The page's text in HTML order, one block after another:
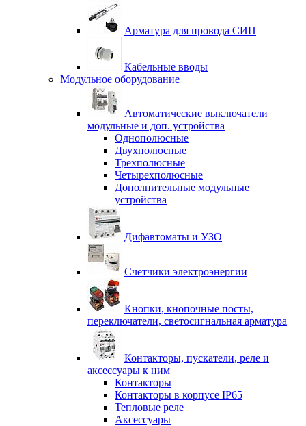
Арматура для провода СИП
Кабельные вводы
Модульное оборудование
Автоматические выключатели
модульные и доп. устройства
Однополюсные
Двухполюсные
Трехполюсные
Четырехполюсные
Дополнительные модульные
устройства
Дифавтоматы и УЗО
Счетчики электроэнергии
Кнопки, кнопочные посты,
переключатели, светосигнальная арматура
Контакторы, пускатели, реле и
аксессуары к ним
Контакторы
Контакторы в корпусе IP65
Тепловые реле
Аксессуары